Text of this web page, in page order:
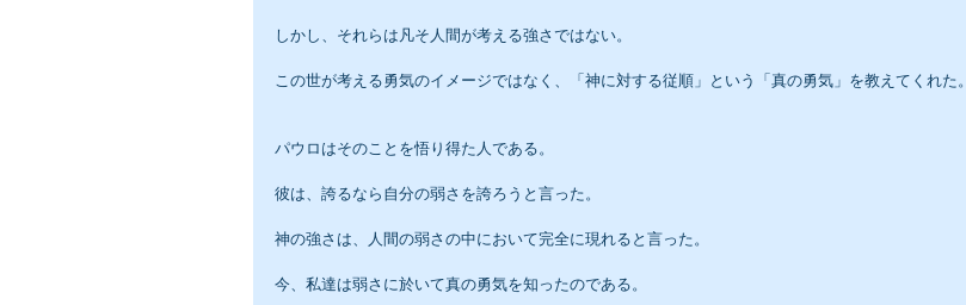
しかし、それらは凡そ人間が考える強さではない。
この世が考える勇気のイメージではなく、「神に対する従順」という「真の勇気」を教えてくれた。
パウロはそのことを悟り得た人である。
彼は、誇るなら自分の弱さを誇ろうと言った。
神の強さは、人間の弱さの中において完全に現れると言った。
今、私達は弱さに於いて真の勇気を知ったのである。